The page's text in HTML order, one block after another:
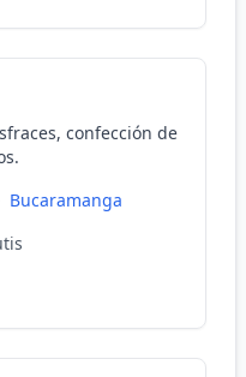
confección de
Bucaramanga